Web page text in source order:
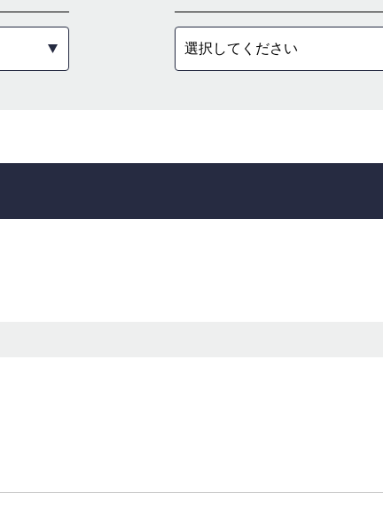
選択してください